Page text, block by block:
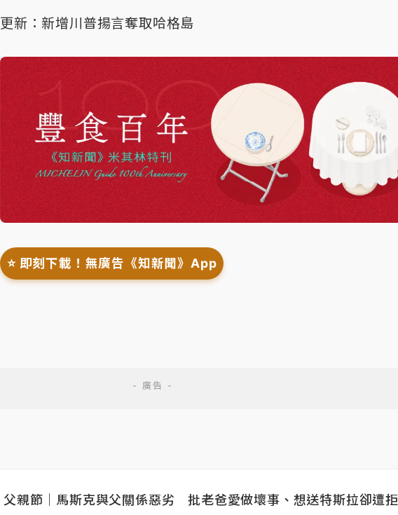
更新：新增川普揚言奪取哈格島
⭐️ 即刻下載！無廣告《知新聞》App
父親節｜馬斯克與父關係惡劣 批老爸愛做壞事、想送特斯拉卻遭拒